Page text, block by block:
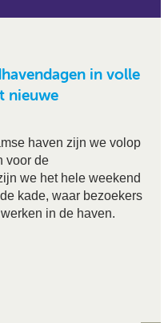
in volle
nieuwe
haven zijn we volop
voor de
we het hele weekend
kade, waar bezoekers
in de haven.